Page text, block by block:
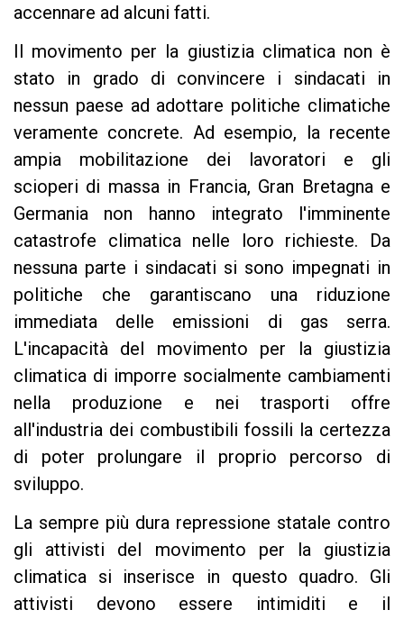
accennare ad alcuni fatti.
Il movimento per la giustizia climatica non è
stato in grado di convincere i sindacati in
nessun paese ad adottare politiche climatiche
veramente concrete. Ad esempio, la recente
ampia mobilitazione dei lavoratori e gli
scioperi di massa in Francia, Gran Bretagna e
Germania non hanno integrato l'imminente
catastrofe climatica nelle loro richieste. Da
nessuna parte i sindacati si sono impegnati in
politiche che garantiscano una riduzione
immediata delle emissioni di gas serra.
L'incapacità del movimento per la giustizia
climatica di imporre socialmente cambiamenti
nella produzione e nei trasporti offre
all'industria dei combustibili fossili la certezza
di poter prolungare il proprio percorso di
sviluppo.
La sempre più dura repressione statale contro
gli attivisti del movimento per la giustizia
climatica si inserisce in questo quadro. Gli
attivisti devono essere intimiditi e il